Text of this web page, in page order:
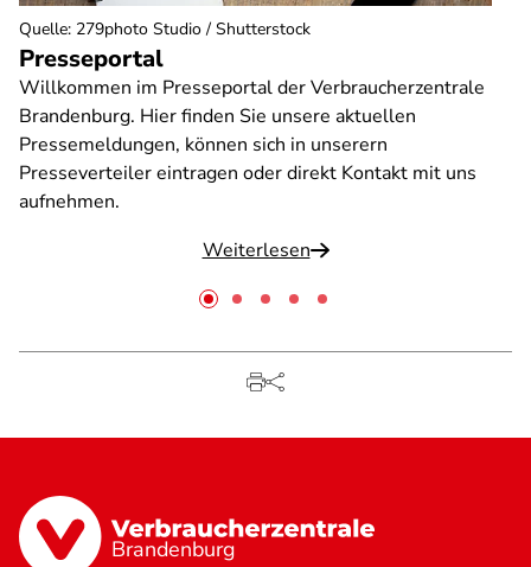
Presseportal
Willkommen im Presseportal der Verbraucherzentrale
Brandenburg. Hier finden Sie unsere aktuellen
Pressemeldungen, können sich in unserern
Presseverteiler eintragen oder direkt Kontakt mit uns
aufnehmen.
Weiterlesen
Quelle: 279photo Studio / Shutterstock
Brandenburg